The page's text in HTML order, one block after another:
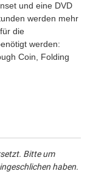
und eine DVD
werden mehr
die
werden:
Coin, Folding
Bitte um
haben.